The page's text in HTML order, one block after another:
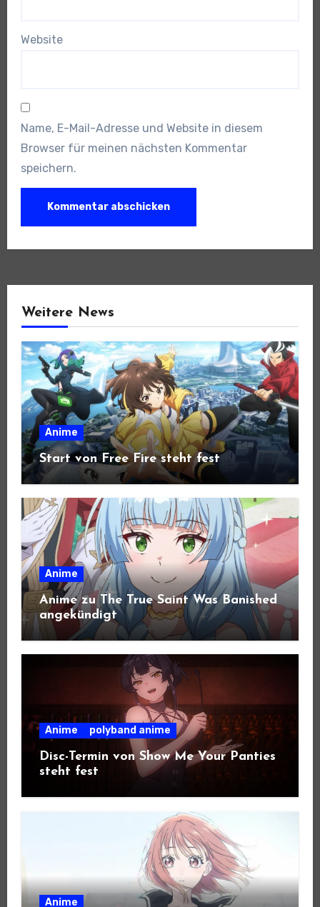
Website
Name, E-Mail-Adresse und Website in diesem
Browser für meinen nächsten Kommentar
speichern.
Weitere News
Anime
Start von Free Fire steht fest
Anime
Anime zu The True Saint Was Banished
angekündigt
Anime polyband anime
Disc-Termin von Show Me Your Panties
steht fest
Anime